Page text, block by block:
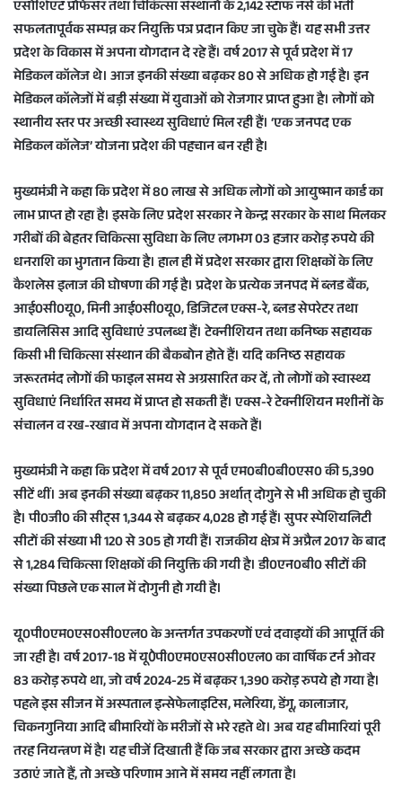
एसोशिएट प्रोफेसर तथा चिकित्सा संस्थानों के 2,142 स्टाफ नर्स की भर्ती
सफलतापूर्वक सम्पन्न कर नियुक्ति पत्र प्रदान किए जा चुके हैं। यह सभी उत्तर
प्रदेश के विकास में अपना योगदान दे रहे हैं। वर्ष 2017 से पूर्व प्रदेश में 17
मेडिकल कॉलेज थे। आज इनकी संख्या बढ़कर 80 से अधिक हो गई है। इन
मेडिकल कॉलेजों में बड़ी संख्या में युवाओं को रोजगार प्राप्त हुआ है। लोगों को
स्थानीय स्तर पर अच्छी स्वास्थ्य सुविधाएं मिल रही हैं। ‘एक जनपद एक
मेडिकल कॉलेज’ योजना प्रदेश की पहचान बन रही है।
मुख्यमंत्री ने कहा कि प्रदेश में 80 लाख से अधिक लोगों को आयुष्मान कार्ड का
लाभ प्राप्त हो रहा है। इसके लिए प्रदेश सरकार ने केन्द्र सरकार के साथ मिलकर
गरीबों की बेहतर चिकित्सा सुविधा के लिए लगभग 03 हजार करोड़ रुपये की
धनराशि का भुगतान किया है। हाल ही में प्रदेश सरकार द्वारा शिक्षकों के लिए
कैशलेस इलाज की घोषणा की गई है। प्रदेश के प्रत्येक जनपद में ब्लड बैंक,
आई0सी0यू0, मिनी आई0सी0यू0, डिजिटल एक्स-रे, ब्लड सेपरेटर तथा
डायलिसिस आदि सुविधाएं उपलब्ध हैं। टेक्नीशियन तथा कनिष्क सहायक
किसी भी चिकित्सा संस्थान की बैकबोन होते हैं। यदि कनिष्ठ सहायक
जरूरतमंद लोगों की फाइल समय से अग्रसारित कर दें, तो लोगों को स्वास्थ्य
सुविधाएं निर्धारित समय में प्राप्त हो सकती हैं। एक्स-रे टेक्नीशियन मशीनों के
संचालन व रख-रखाव में अपना योगदान दे सकते हैं।
मुख्यमंत्री ने कहा कि प्रदेश में वर्ष 2017 से पूर्व एम0बी0बी0एस0 की 5,390
सीटें थीं। अब इनकी संख्या बढ़कर 11,850 अर्थात् दोगुने से भी अधिक हो चुकी
है। पी0जी0 की सीट्स 1,344 से बढ़कर 4,028 हो गई हैं। सुपर स्पेशियलिटी
सीटों की संख्या भी 120 से 305 हो गयी हैं। राजकीय क्षेत्र में अप्रैल 2017 के बाद
से 1,284 चिकित्सा शिक्षकों की नियुक्ति की गयी है। डी0एन0बी0 सीटों की
संख्या पिछले एक साल में दोगुनी हो गयी है।
यू0पी0एम0एस0सी0एल0 के अन्तर्गत उपकरणों एवं दवाइयों की आपूर्ति की
जा रही है। वर्ष 2017-18 में यू0ेपी0एम0एस0सी0एल0 का वार्षिक टर्न ओवर
83 करोड़ रुपये था, जो वर्ष 2024-25 में बढ़कर 1,390 करोड़ रुपये हो गया है।
पहले इस सीजन में अस्पताल इन्सेफेलाइटिस, मलेरिया, डेंगू, कालाजार,
चिकनगुनिया आदि बीमारियों के मरीजों से भरे रहते थे। अब यह बीमारियां पूरी
तरह नियन्त्रण में है। यह चीजें दिखाती हैं कि जब सरकार द्वारा अच्छे कदम
उठाएं जाते हैं, तो अच्छे परिणाम आने में समय नहीं लगता है।